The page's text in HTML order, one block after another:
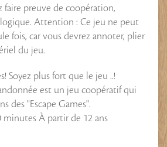
faire preuve de coopération,
Attention : Ce jeu ne peut
fois, car vous devrez annoter, plier
du jeu.
Soyez plus fort que le jeu ..!
est un jeu coopératif qui
des "Escape Games".
minutes À partir de 12 ans